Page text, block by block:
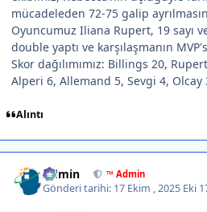
mücadeleden 72-75 galip
Oyuncumuz Iliana Rupert, 19 sayı
double yaptı ve karşılaşmanın
Skor dağılımımız: Billings 20,
Alperi 6, Allemand 5, Sevgi 4, Olcay
Alıntı
Admin ™ Admin
Gönderi tarihi: 17 Ekim , 2025 Eki